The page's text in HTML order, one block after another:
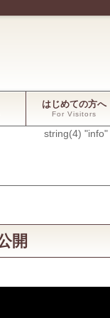
はじめての方へ
For Visitors
string(4) "info"
開